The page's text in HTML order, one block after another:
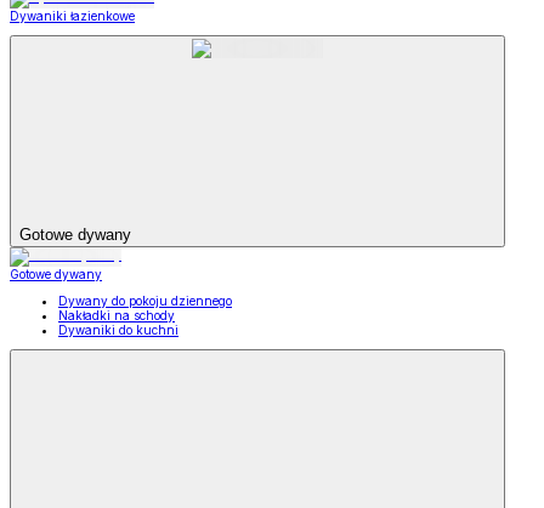
Dywaniki łazienkowe
Gotowe dywany
Gotowe dywany
Dywany do pokoju dziennego
Nakładki na schody
Dywaniki do kuchni